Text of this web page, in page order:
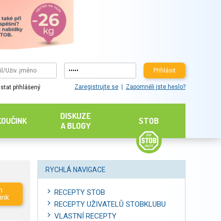
Přihlásit
přihlášený Zaregistrujte se Zapomněli jste heslo?
DISKUZE
A BLOGY
STOB
RYCHLÁ NAVIGACE
RECEPTY STOB
RECEPTY UŽIVATELŮ STOBKLUBU
VLASTNÍ RECEPTY